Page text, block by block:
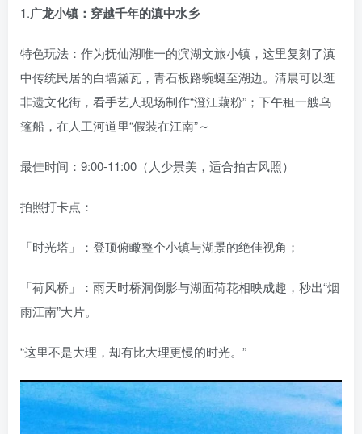
1.广龙小镇：穿越千年的滇中水乡
特色玩法：作为抚仙湖唯一的滨湖文旅小镇，这里复刻了滇
中传统民居的白墙黛瓦，青石板路蜿蜒至湖边。清晨可以逛
非遗文化街，看手艺人现场制作“澄江藕粉”；下午租一艘乌
篷船，在人工河道里“假装在江南”～
最佳时间：9:00-11:00（人少景美，适合拍古风照）
拍照打卡点：
「时光塔」：登顶俯瞰整个小镇与湖景的绝佳视角；
「荷风桥」：雨天时桥洞倒影与湖面荷花相映成趣，秒出“烟
雨江南”大片。
“这里不是大理，却有比大理更慢的时光。”